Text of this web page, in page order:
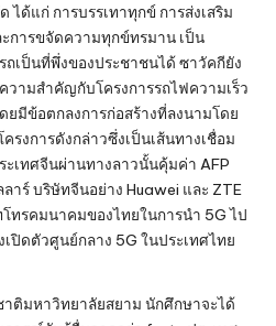
ได้แก่ การบรรเทาทุกข์ การส่งเสริม
การขจัดความทุกข์ทรมาน เป็น
เป็นที่พึ่งของประชาชนได้ ซาวัคกียัง
วามสำคัญกับโครงการรถไฟความเร็ว
ยมีข้อตกลงการก่อสร้างที่ลงนามโดย
รงการดังกล่าวซึ่งเป็นเส้นทางเชื่อม
ะเทศจีนผ่านทางลาวนั้นคุ้มค่า AFP
าร์ บริษัทจีนอย่าง Huawei และ ZTE
รคมนาคมของไทยในการนำ 5G ไป
ปิดตัวศูนย์กลาง 5G ในประเทศไทย
ติมหาวิทยาลัยสยาม นักศึกษาจะได้